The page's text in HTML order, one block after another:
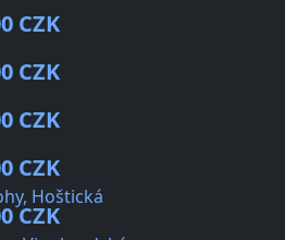
CZK
CZK
CZK
CZK
Hoštická
CZK